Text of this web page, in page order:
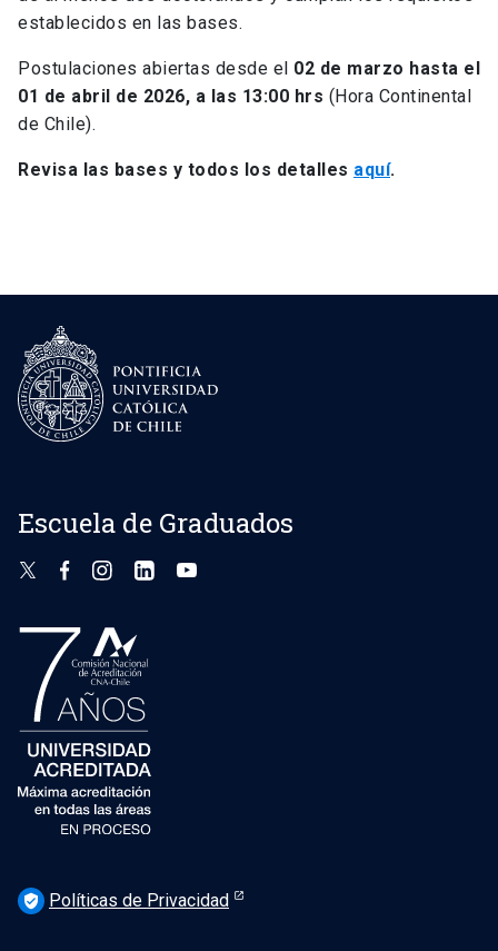
establecidos en las bases.
Postulaciones abiertas desde el 02 de marzo hasta el
01 de abril de 2026, a las 13:00 hrs (Hora Continental
de Chile).
Revisa las bases y todos los detalles aquí.
Escuela de Graduados
verified_user Políticas de Privacidad